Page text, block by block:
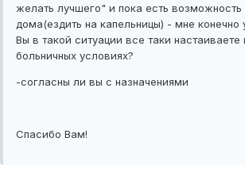
желать лучшего" и пока есть возможность
дома(ездить на капельницы) - мне конечно
Вы в такой ситуации все таки настаиваете
больничных условиях?
-согласны ли вы с назначениями
Спасибо Вам!